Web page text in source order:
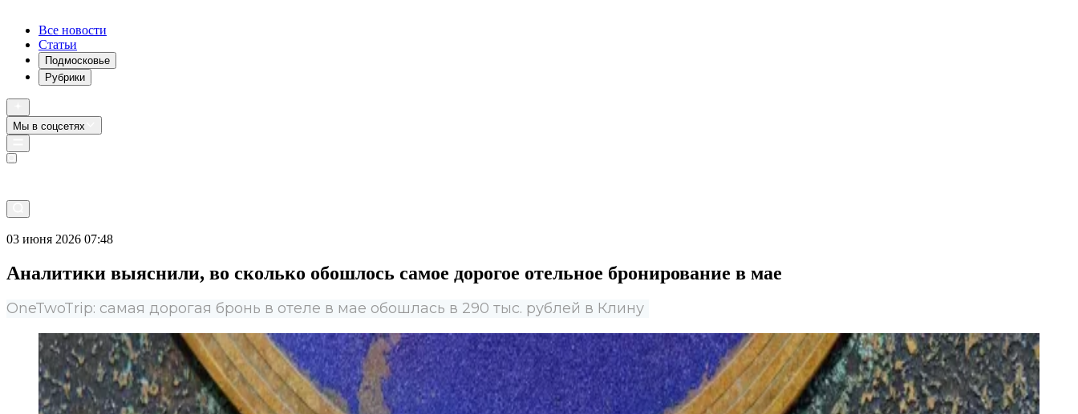
Все новости
Статьи
Подмосковье
Рубрики
Мы в соцсетях
03 июня 2026 07:48
Аналитики выяснили, во сколько обошлось самое дорогое отельное бронирование в мае
OneTwoTrip: самая дорогая бронь в отеле в мае обошлась в 290 тыс. рублей в Клину